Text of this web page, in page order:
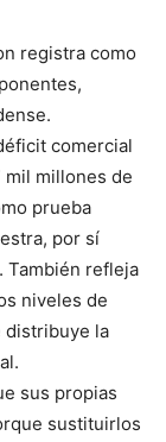
registra como
comercial
mil millones de
prueba
por sí
También refleja
niveles de
distribuye la
sus propias
sustituirlos